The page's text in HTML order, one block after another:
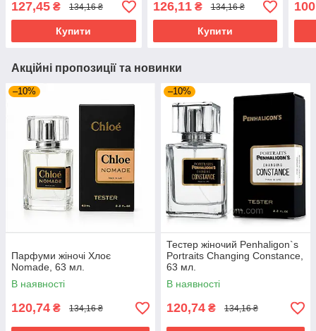
127,45 ₴ 134,16 ₴
Купити
126,11₴ 134,16 ₴
Купити
Акційні пропозиції та новинки
–10%
Парфуми жіночі Хлоє
Nomade, 63 мл.
В наявності
120,74 ₴ 134,16 ₴
–10%
Тестер жіночий Penhaligon`s
Portraits Changing Constance,
63 мл.
В наявності
120,74 ₴ 134,16 ₴